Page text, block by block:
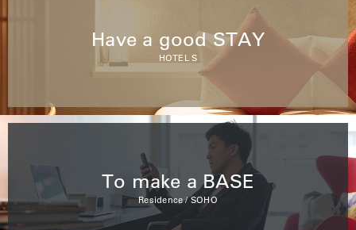
Have a good STAY
HOTEL S
To make a BASE
Residence / SOHO